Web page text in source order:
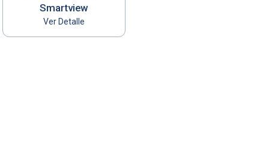
Smartview
Ver Detalle